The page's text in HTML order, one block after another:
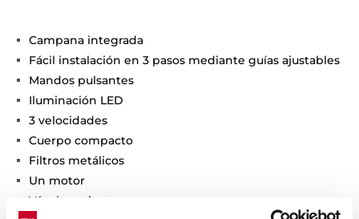
Campana integrada
Fácil instalación en 3 pasos mediante guías ajustables
Mandos pulsantes
Iluminación LED
3 velocidades
Cuerpo compacto
Filtros metálicos
Un motor
Vávula antirretorno